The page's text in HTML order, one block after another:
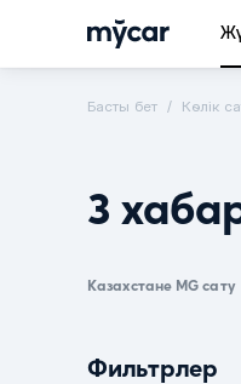
Басты бет Көлік
3
Казахстане MG сату
Фильтрлер